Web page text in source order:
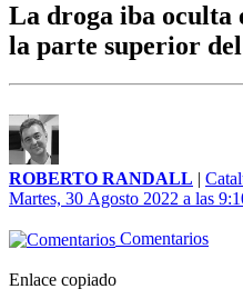
La droga iba oculta
la parte superior
ROBERTO RANDALL |
Martes, 30 Agosto 2022 a las
Comentarios
Enlace copiado